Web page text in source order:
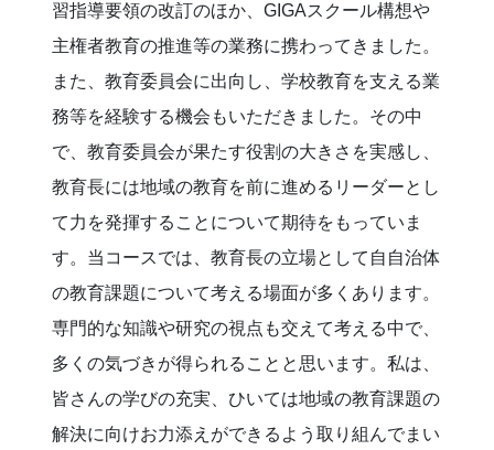
習指導要領の改訂のほか、GIGAスクール構想や
主権者教育の推進等の業務に携わってきました。
また、教育委員会に出向し、学校教育を支える業
務等を経験する機会もいただきました。その中
で、教育委員会が果たす役割の大きさを実感し、
教育長には地域の教育を前に進めるリーダーとし
て力を発揮することについて期待をもっていま
す。当コースでは、教育長の立場として自自治体
の教育課題について考える場面が多くあります。
専門的な知識や研究の視点も交えて考える中で、
多くの気づきが得られることと思います。私は、
皆さんの学びの充実、ひいては地域の教育課題の
解決に向けお力添えができるよう取り組んでまい